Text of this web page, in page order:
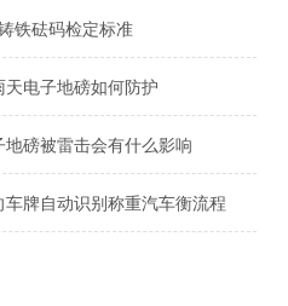
铁砝码检定标准
天电子地磅如何防护
地磅被雷击会有什么影响
车牌自动识别称重汽车衡流程